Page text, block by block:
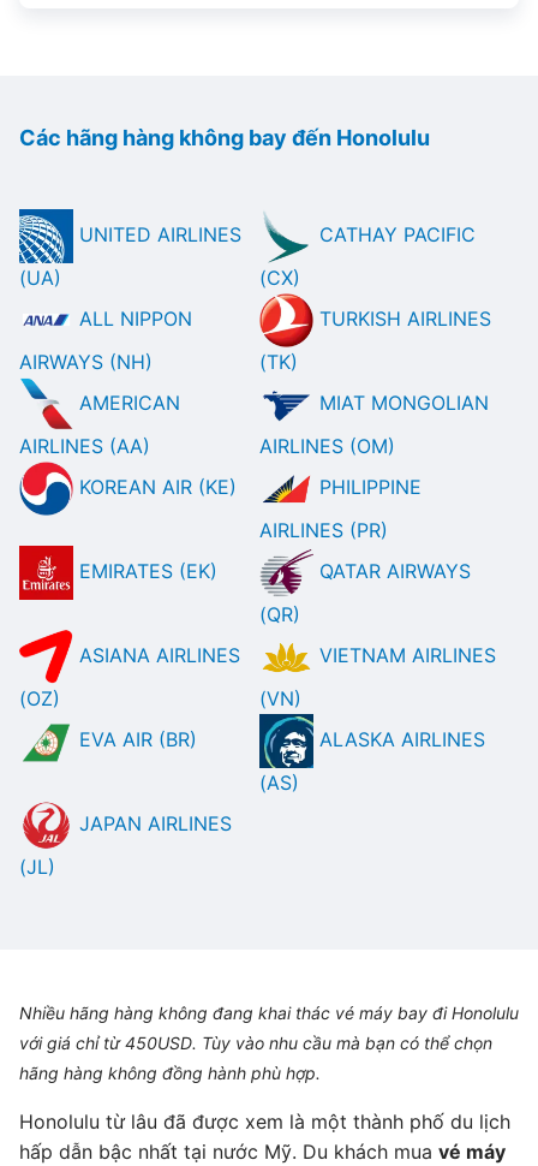
Các hãng hàng không bay đến Honolulu
UNITED AIRLINES
(UA)
CATHAY PACIFIC
(CX)
ALL NIPPON
AIRWAYS (NH)
TURKISH AIRLINES
(TK)
AMERICAN
AIRLINES (AA)
MIAT MONGOLIAN
AIRLINES (OM)
KOREAN AIR (KE)
PHILIPPINE
AIRLINES (PR)
EMIRATES (EK)
QATAR AIRWAYS
(QR)
ASIANA AIRLINES
(OZ)
VIETNAM AIRLINES
(VN)
EVA AIR (BR)
ALASKA AIRLINES
(AS)
JAPAN AIRLINES
(JL)
Nhiều hãng hàng không đang khai thác vé máy bay đi Honolulu
với giá chỉ từ 450USD. Tùy vào nhu cầu mà bạn có thể chọn
hãng hàng không đồng hành phù hợp.
Honolulu từ lâu đã được xem là một thành phố du lịch
hấp dẫn bậc nhất tại nước Mỹ. Du khách mua vé máy